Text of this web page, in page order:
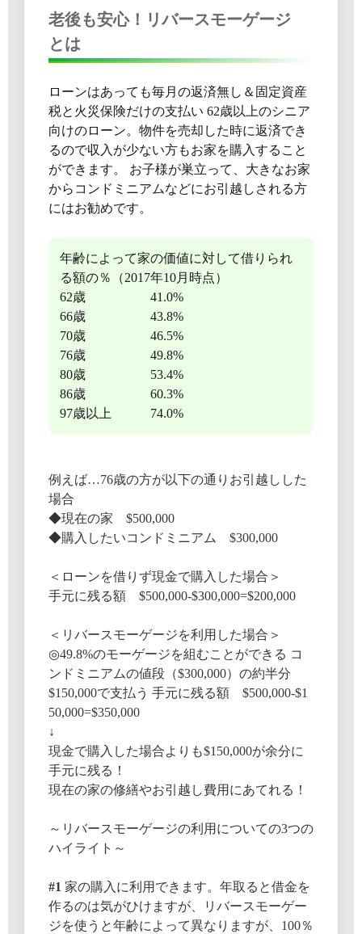
老後も安心！リバースモーゲージ
とは
ローンはあっても毎月の返済無し＆固定資産
税と火災保険だけの支払い 62歳以上のシニア
向けのローン。物件を売却した時に返済でき
るので収入が少ない方もお家を購入すること
ができます。 お子様が巣立って、大きなお家
からコンドミニアムなどにお引越しされる方
にはお勧めです。
年齢によって家の価値に対して借りられ
る額の％（2017年10月時点）
62歳 41.0%
66歳 43.8%
70歳 46.5%
76歳 49.8%
80歳 53.4%
86歳 60.3%
97歳以上 74.0%
例えば…76歳の方が以下の通りお引越しした
場合
◆現在の家 $500,000
◆購入したいコンドミニアム $300,000
＜ローンを借りず現金で購入した場合＞
手元に残る額 $500,000-$300,000=$200,000
＜リバースモーゲージを利用した場合＞
◎49.8%のモーゲージを組むことができる コ
ンドミニアムの値段（$300,000）の約半分
$150,000で支払う 手元に残る額 $500,000-$1
50,000=$350,000
↓
現金で購入した場合よりも$150,000が余分に
手元に残る！
現在の家の修繕やお引越し費用にあてれる！
～リバースモーゲージの利用についての3つの
ハイライト～
#1 家の購入に利用できます。年取ると借金を
作るのは気がひけますが、リバースモーゲー
ジを使うと年齢によって異なりますが、100％